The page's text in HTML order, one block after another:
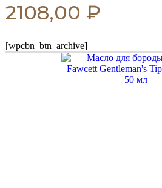
2108,00 ₽
[wpcbn_btn_archive]